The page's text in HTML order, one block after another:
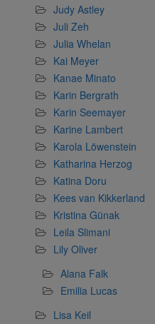
Judy Astley
Juli Zeh
Julia Whelan
Kai Meyer
Kanae Minato
Karin Bergrath
Karin Seemayer
Karine Lambert
Karola Löwenstein
Katharina Herzog
Katina Doru
Kees van Kikkerland
Kristina Günak
Leila Slimani
Lily Oliver
Alana Falk
Emilia Lucas
Lisa Keil